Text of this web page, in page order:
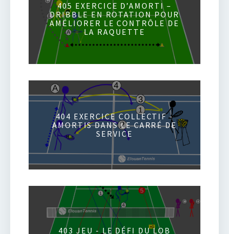
405 EXERCICE D’AMORTI –
DRIBBLE EN ROTATION POUR
AMÉLIORER LE CONTRÔLE DE
LA RAQUETTE
404 EXERCICE COLLECTIF -
AMORTIS DANS LE CARRÉ DE
SERVICE
403 JEU - LE DÉFI DU LOB